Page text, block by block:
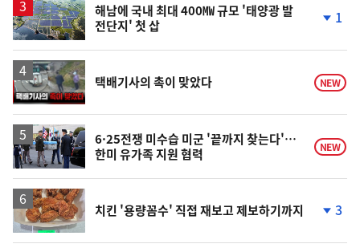
해남에 국내 최대 400㎿ 규모 '태양광 발
전단지' 첫 삽
락
1
영
상
택배기사의 촉이 맞았다 NEW
6·25전쟁 미수습 미군 '끝까지 찾는다'…
한미 유가족 지원 협력
NEW
치킨 '용량꼼수' 직접 재보고 제보하기까지 3